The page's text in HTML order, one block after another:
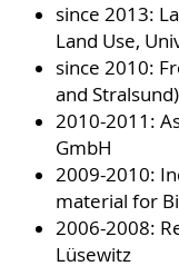
since 2013:
Land Use,
since 2010:
and Stralsund)
2010-2011:
GmbH
2009-2010:
material for
2006-2008:
Lüsewitz